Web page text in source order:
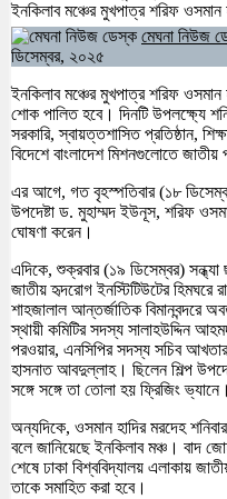
ইনকিলাব মঞ্চের মুখপাত্র শরিফ ওসমান
মেঘনা নিউজ
ডিসেম্বর, ২০২৫
ইনকিলাব মঞ্চের মুখপাত্র শরিফ ওসমান
শোক পালিত হবে। দিনটি উপলক্ষ্যে
সরকারি, স্বায়ত্তশাসিত প্রতিষ্ঠান,
বিদেশে বাংলাদেশ মিশনগুলোতে জাতীয়
এর আগে, গত বৃহস্পতিবার (১৮
উপদেষ্টা ড. মুহাম্মদ ইউনূস, শরিফ
ঘোষণা করেন।
এদিকে, শুক্রবার (১৯ ডিসেম্বর) সন্ধ্যা
জাতীয় হৃদরোগ ইনস্টিটিউটের হিমঘরে
শাহজালাল আন্তর্জাতিক বিমানবন্দরে
স্থায়ী কমিটির সদস্য সালাহউদ্দিন
পরওয়ার, এনসিপির সদস্য সচিব
হাসনাত আবদুল্লাহ। ছিলেন শিল্প
সঙ্গে সঙ্গে তা তোলা হয় ফ্রিজিং ভ্যানে।
অন্যদিকে, ওসমান হাদির মরদেহ
বলে জানিয়েছে ইনকিলাব মঞ্চ। বাদ
শেষে ঢাকা বিশ্ববিদ্যালয় এলাকায়
তাকে সমাহিত করা হবে।